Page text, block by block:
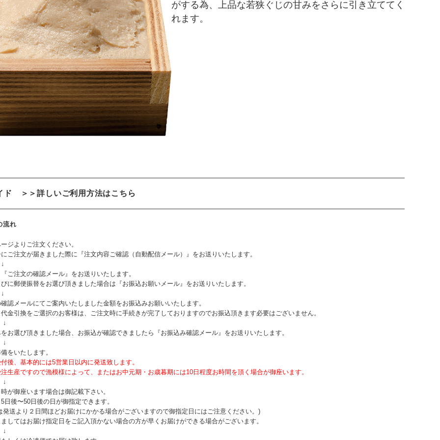
がする為、上品な若狭ぐじの甘みをさらに引き立ててく
れます。
ド ＞＞詳しいご利用方法はこちら
流れ
ジよりご注文ください。
ご注文が届きました際に『注文内容ご確認（自動配信メール）』をお送りいたします。
ご注文の確認メール』をお送りいたします。
に郵便振替をお選び頂きました場合は『お振込お願いメール』をお送りいたします。
認メールにてご案内いたしました金額をお振込みお願いいたします。
金引換をご選択のお客様は、ご注文時に手続きが完了しておりますのでお振込頂きます必要はございません。
お選び頂きました場合、お振込が確認できましたら『お振込み確認メール』をお送りいたします。
をいたします。
後、基本的には5営業日以内に発送致します。
生産ですので漁模様によって、またはお中元期・お歳暮期には10日程度お時間を頂く場合が御座います。
が御座います場合は御記載下さい。
日後〜50日後の日が御指定できます。
発送より２日間ほどお届けにかかる場合がございますので御指定日にはご注意ください。)
してはお届け指定日をご記入頂かない場合の方が早くお届けができる場合がございます。